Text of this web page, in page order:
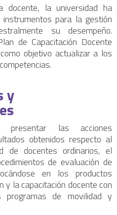
la universidad ha
para la gestión
su desempeño.
de Capacitación Docente
objetivo actualizar a los
y
presentar las acciones
obtenidos respecto al
de docentes ordinarios, el
de evaluación de
en los productos
y la capacitación docente con
de movilidad y